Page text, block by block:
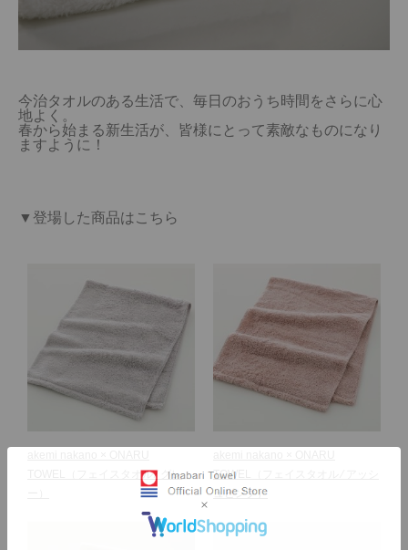
今治タオルのある生活で、毎日のおうち時間をさらに心
地よく。
春から始まる新生活が、皆様にとって素敵なものになり
ますように！
▼登場した商品はこちら
（フェイスタオル ⁄ グレ
TOWEL
ュピンク）